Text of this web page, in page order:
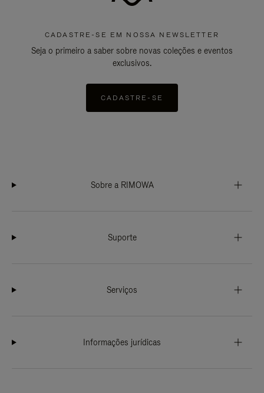
CADASTRE-SE EM NOSSA NEWSLETTER
Seja o primeiro a saber sobre novas coleções e eventos
exclusivos.
CADASTRE-SE
Sobre a RIMOWA
Suporte
Serviços
Informações jurídicas